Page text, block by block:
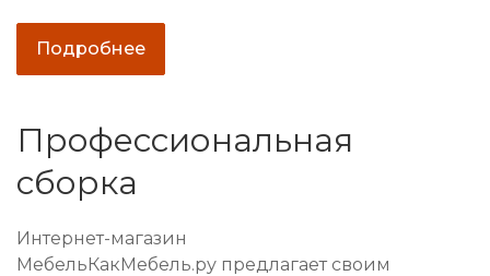
Подробнее
Профессиональная
сборка
Интернет-магазин
МебельКакМебель.ру предлагает своим